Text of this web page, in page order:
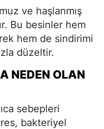
ve haşlanmış
Bu besinler hem
hem de sindirimi
düzeltir.
NEDEN OLAN
sebepleri
bakteriyel